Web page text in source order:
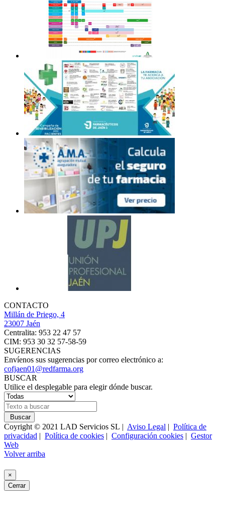
CONTACTO
Millán de Priego, 4
23007 Jaén
Centralita: 953 22 47 57
CIM: 953 30 32 57-58-59
SUGERENCIAS
Envíenos sus sugerencias por correo electrónico a:
cofjaen01@redfarma.org
BUSCAR
Utilice el desplegable para elegir dónde buscar.
Buscar
Coyright © 2021 LAD Servicios SL | Aviso Legal | Política de
privacidad | Política de cookies | Configuración cookies | Gestor
Web
Volver arriba
×
Cerrar